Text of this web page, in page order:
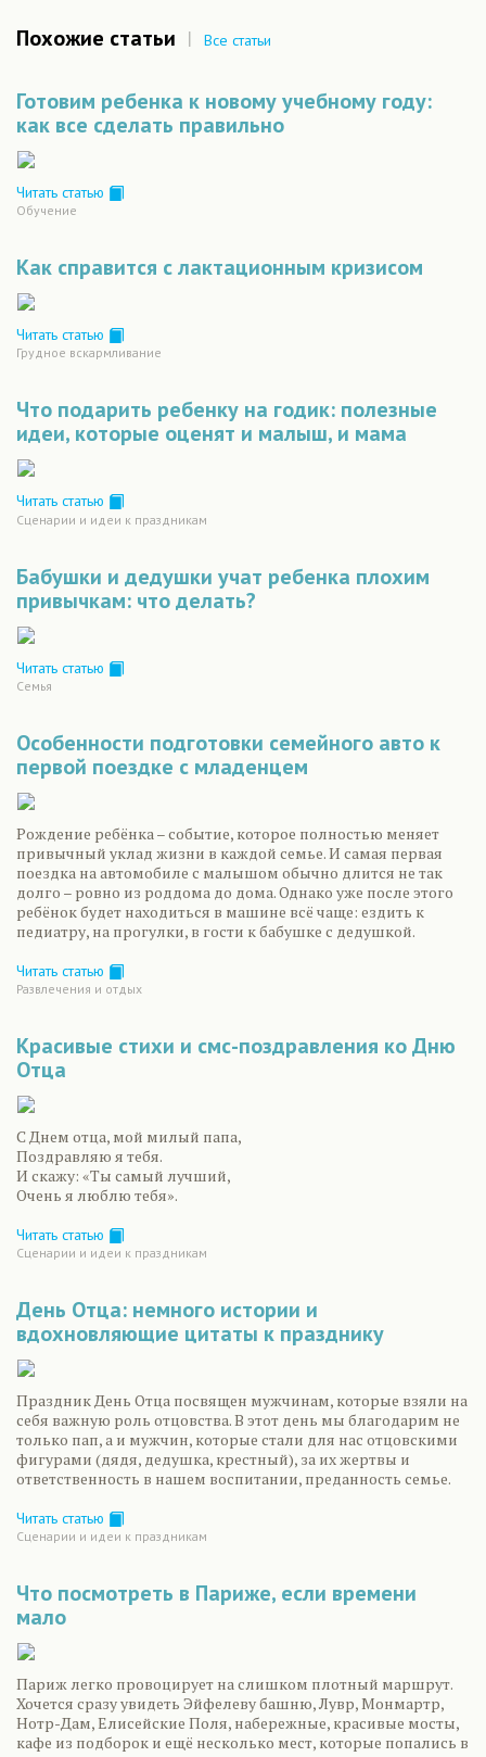
Похожие статьи | Все статьи
Готовим ребенка к новому учебному году:
как все сделать правильно
Читать статью
Обучение
Как справится с лактационным кризисом
Читать статью
Грудное вскармливание
Что подарить ребенку на годик: полезные
идеи, которые оценят и малыш, и мама
Читать статью
Сценарии и идеи к праздникам
Бабушки и дедушки учат ребенка плохим
привычкам: что делать?
Читать статью
Семья
Особенности подготовки семейного авто к
первой поездке с младенцем
Рождение ребёнка – событие, которое полностью меняет
привычный уклад жизни в каждой семье. И самая первая
поездка на автомобиле с малышом обычно длится не так
долго – ровно из роддома до дома. Однако уже после этого
ребёнок будет находиться в машине всё чаще: ездить к
педиатру, на прогулки, в гости к бабушке с дедушкой.
Читать статью
Развлечения и отдых
Красивые стихи и смс-поздравления ко Дню
Отца
С Днем отца, мой милый папа,
Поздравляю я тебя.
И скажу: «Ты самый лучший,
Очень я люблю тебя».
Читать статью
Сценарии и идеи к праздникам
День Отца: немного истории и
вдохновляющие цитаты к празднику
Праздник День Отца посвящен мужчинам, которые взяли на
себя важную роль отцовства. В этот день мы благодарим не
только пап, а и мужчин, которые стали для нас отцовскими
фигурами (дядя, дедушка, крестный), за их жертвы и
ответственность в нашем воспитании, преданность семье.
Читать статью
Сценарии и идеи к праздникам
Что посмотреть в Париже, если времени
мало
Париж легко провоцирует на слишком плотный маршрут.
Хочется сразу увидеть Эйфелеву башню, Лувр, Монмартр,
Нотр-Дам, Елисейские Поля, набережные, красивые мосты,
кафе из подборок и ещё несколько мест, которые попались в